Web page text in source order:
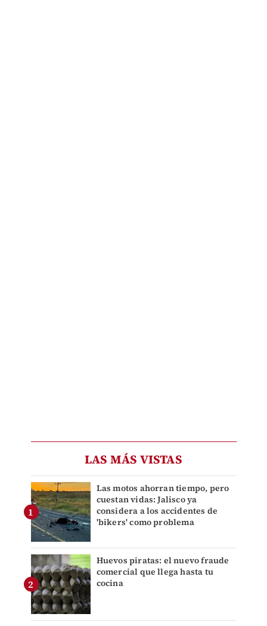
LAS MÁS VISTAS
Las motos ahorran tiempo, pero
cuestan vidas: Jalisco ya
considera a los accidentes de
'bikers' como problema
Huevos piratas: el nuevo fraude
comercial que llega hasta tu
cocina